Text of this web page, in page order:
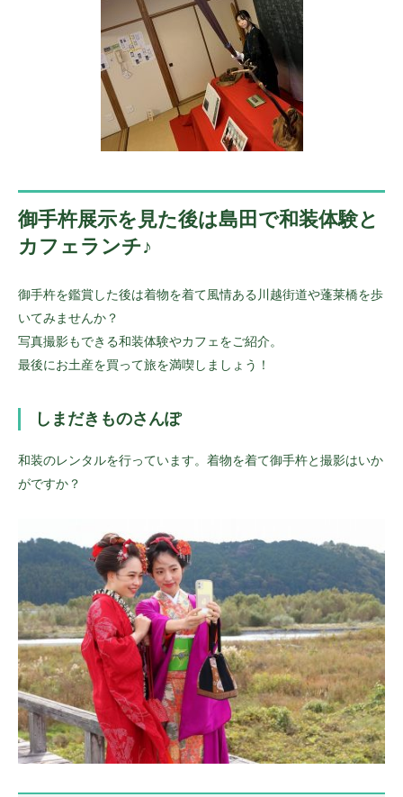
御手杵展示を見た後は島田で和装体験と
カフェランチ♪
御手杵を鑑賞した後は着物を着て風情ある川越街道や蓬莱橋を歩
いてみませんか？
写真撮影もできる和装体験やカフェをご紹介。
最後にお土産を買って旅を満喫しましょう！
しまだきものさんぽ
和装のレンタルを行っています。着物を着て御手杵と撮影はいか
がですか？